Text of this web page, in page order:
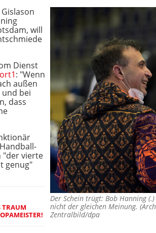
Der Schein trügt: Bob Hanning
nicht der gleichen Meinung.
Zentralbild/dpa
will
Dienst
: "Wenn
außen
bei
dass
"der vierte
genug"
TRAUM